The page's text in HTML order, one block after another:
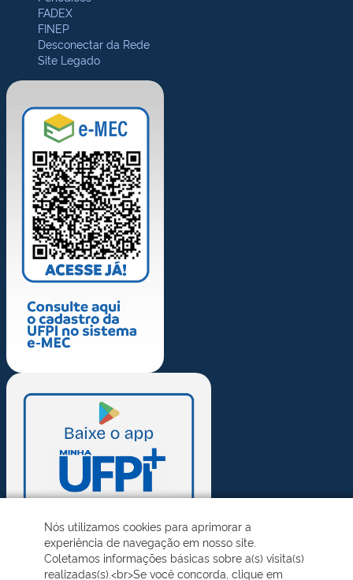
FADEX
FINEP
Desconectar da Rede
Site Legado
Nós utilizamos cookies para aprimorar a
experiência de navegação em nosso site.
Coletamos informações básicas sobre a(s) visita(s)
realizadas(s).<br>Se você concorda, clique em